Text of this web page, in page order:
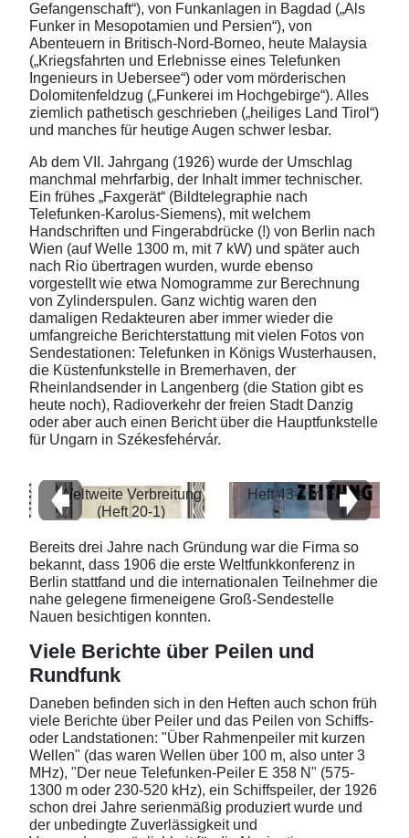
Gefangenschaft“), von Funkanlagen in Bagdad („Als
Funker in Mesopotamien und Persien“), von
Abenteuern in Britisch-Nord-Borneo, heute Malaysia
(„Kriegsfahrten und Erlebnisse eines Telefunken
Ingenieurs in Uebersee“) oder vom mörderischen
Dolomitenfeldzug („Funkerei im Hochgebirge“). Alles
ziemlich pathetisch geschrieben („heiliges Land Tirol“)
und manches für heutige Augen schwer lesbar.
Ab dem VII. Jahrgang (1926) wurde der Umschlag
manchmal mehrfarbig, der Inhalt immer technischer.
Ein frühes „Faxgerät“ (Bildtelegraphie nach
Telefunken-Karolus-Siemens), mit welchem
Handschriften und Fingerabdrücke (!) von Berlin nach
Wien (auf Welle 1300 m, mit 7 kW) und später auch
nach Rio übertragen wurden, wurde ebenso
vorgestellt wie etwa Nomogramme zur Berechnung
von Zylinderspulen. Ganz wichtig waren den
damaligen Redakteuren aber immer wieder die
umfangreiche Berichterstattung mit vielen Fotos von
Sendestationen: Telefunken in Königs Wusterhausen,
die Küstenfunkstelle in Bremerhaven, der
Rheinlandsender in Langenberg (die Station gibt es
heute noch), Radioverkehr der freien Stadt Danzig
oder aber auch einen Bericht über die Hauptfunkstelle
für Ungarn in Székesfehérvár.
Weltweite Verbreitung
(Heft 20-1)
Heft 43-1 in Farbe
Bereits drei Jahre nach Gründung war die Firma so
bekannt, dass 1906 die erste Weltfunkkonferenz in
Berlin stattfand und die internationalen Teilnehmer die
nahe gelegene firmeneigene Groß-Sendestelle
Nauen besichtigen konnten.
Viele Berichte über Peilen und
Rundfunk
Daneben befinden sich in den Heften auch schon früh
viele Berichte über Peiler und das Peilen von Schiffs-
oder Landstationen: "Über Rahmenpeiler mit kurzen
Wellen" (das waren Wellen über 100 m, also unter 3
MHz), "Der neue Telefunken-Peiler E 358 N" (575-
1300 m oder 230-520 kHz), ein Schiffspeiler, der 1926
schon drei Jahre serienmäßig produziert wurde und
der unbedingte Zuverlässigkeit und